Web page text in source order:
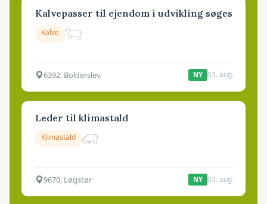
Kalvepasser til ejendom i udvikling søges
Kalve
6392, Bolderslev NY 03. aug.
Leder til klimastald
Klimastald
9670, Løgstør NY 03. aug.